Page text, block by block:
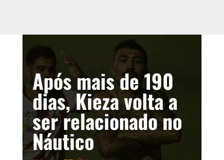
Após mais de 190
dias, Kieza volta a
ser relacionado no
Náutico